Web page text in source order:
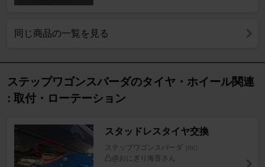
同じ商品の一覧を見る
ステップワゴンスパーダのタイヤ・ホイール関連
: 取付・ローテーション
スタッドレスタイヤ交換
ステップワゴンスパーダ [RK]
凸@おにぎり海苔さん